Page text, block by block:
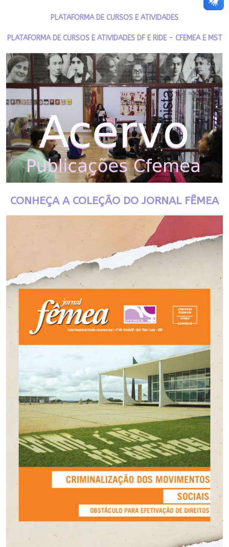
PLATAFORMA DE CURSOS E ATIVIDADES
PLATAFORMA DE CURSOS E ATIVIDADES DF E RIDE - CFEMEA E MST
CONHEÇA A COLEÇÃO DO JORNAL FÊMEA